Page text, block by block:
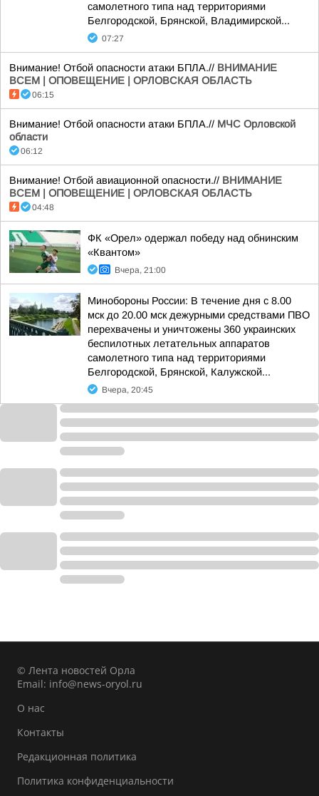
самолетного типа над территориями
Белгородской, Брянской, Владимирской...
07:27
Внимание! Отбой опасности атаки БПЛА.// ВНИМАНИЕ
ВСЕМ | ОПОВЕЩЕНИЕ | ОРЛОВСКАЯ ОБЛАСТЬ
06:15
Внимание! Отбой опасности атаки БПЛА.// МЧС Орловской
области
06:12
Внимание! Отбой авиационной опасности.// ВНИМАНИЕ
ВСЕМ | ОПОВЕЩЕНИЕ | ОРЛОВСКАЯ ОБЛАСТЬ
04:48
ФК «Орел» одержал победу над обнинским
«Квантом»
Вчера, 21:00
Минобороны России: В течение дня с 8.00
мск до 20.00 мск дежурными средствами ПВО
перехвачены и уничтожены 360 украинских
беспилотных летательных аппаратов
самолетного типа над территориями
Белгородской, Брянской, Калужской...
Вчера, 20:45
© Лента новостей Орла
Email: info@news-oryol.ru
О нас
Контакты
Редакционная политика
Политика конфиденциальности